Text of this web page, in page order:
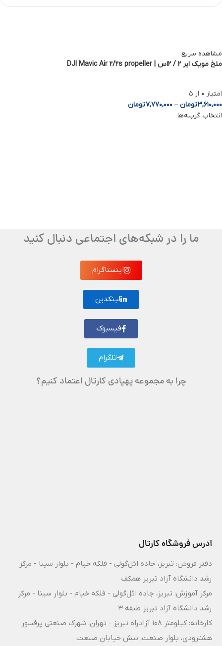
مشاهده سریع
ملخ مویک ایر 2 / 2اس | DJI Mavic Air 2/2s propeller
امتیاز 0 از 5
3,610,000تومان –
7,770,000تومان
انتخاب گزینه‌ها
ما را در شبکه‌های اجتماعی دنبال کنید
اینستاگرام
لینکدین
فیسبوک
تلگرام
چرا به مجموعه پهپادی کارتال اعتماد کنیم؟
آدرس فروشگاه کارتال
دفتر فروش: تبریز، جاده ائل‌گولی - فلکه خیام - بلوار سینا - مرکز
رشد دانشگاه آزاد تبریز همکف
مرکز آموزش: تبریز، جاده ائل‌گولی - فلکه خیام - بلوار سینا - مرکز
رشد دانشگاه آزاد تبریز طبقه 3
کارخانه: کیلومتر ۱۰۸ آزادراه تبریز - تهران، شهرک صنعتی پرفسور
هشترودی، بلوار صنعت، نبش خیابان صنعت